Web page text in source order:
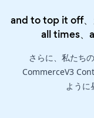
and to top it off、
all times、
さらに、私たち
CommerceV3
ように